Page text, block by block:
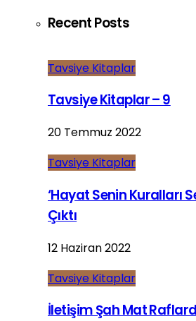
Recent Posts
Tavsiye Kitaplar
Tavsiye Kitaplar – 9
20 Temmuz 2022
Tavsiye Kitaplar
‘Hayat Senin Kuralları
Çıktı
12 Haziran 2022
Tavsiye Kitaplar
İletişim Şah Mat